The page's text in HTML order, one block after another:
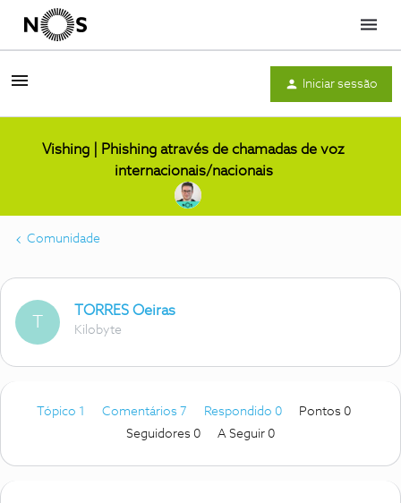
Menu
Iniciar sessão
Vishing | Phishing através de chamadas de voz
internacionais/nacionais
Comunidade
TORRES Oeiras
Kilobyte
Tópico 1 Comentários 7 Respondido 0
Pontos 0
Seguidores 0 A Seguir 0